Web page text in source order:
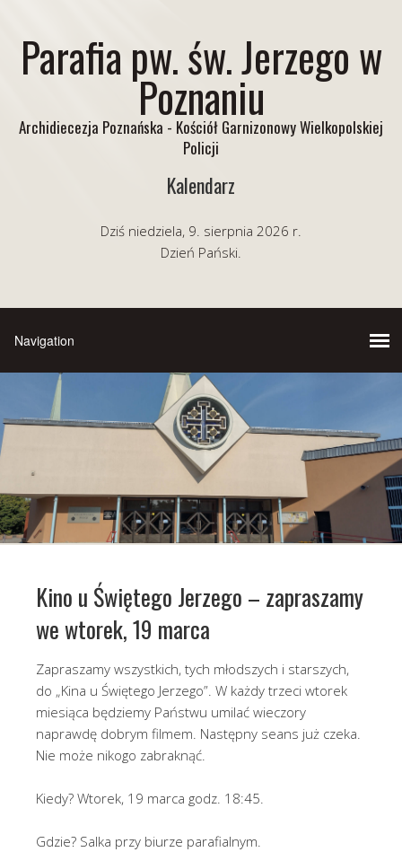
Parafia pw. św. Jerzego w
Poznaniu
Archidiecezja Poznańska - Kościół Garnizonowy Wielkopolskiej
Policji
Kalendarz
Dziś niedziela, 9. sierpnia 2026 r.
Dzień Pański.
Kino u Świętego Jerzego – zapraszamy
we wtorek, 19 marca
Zapraszamy wszystkich, tych młodszych i starszych,
do „Kina u Świętego Jerzego”. W każdy trzeci wtorek
miesiąca będziemy Państwu umilać wieczory
naprawdę dobrym filmem. Następny seans już czeka.
Nie może nikogo zabraknąć.
Kiedy? Wtorek, 19 marca godz. 18:45.
Gdzie? Salka przy biurze parafialnym.